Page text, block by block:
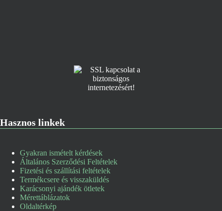
Hasznos linkek
Gyakran ismételt kérdések
Általános Szerződési Feltételek
Fizetési és szállítási feltételek
Termékcsere és visszaküldés
Karácsonyi ajándék ötletek
Mérettáblázatok
Oldaltérkép